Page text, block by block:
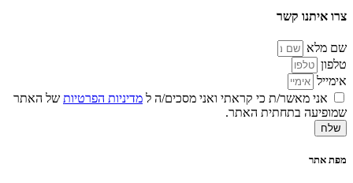
צרו איתנו קשר
שם מלא
טלפון
אימייל
אני מאשר/ת כי קראתי ואני מסכים/ה ל מדיניות הפרטיות של האתר
שמופיעה בתחתית האתר.
שלח
מפת אתר